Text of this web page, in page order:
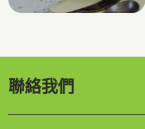
聯絡我們